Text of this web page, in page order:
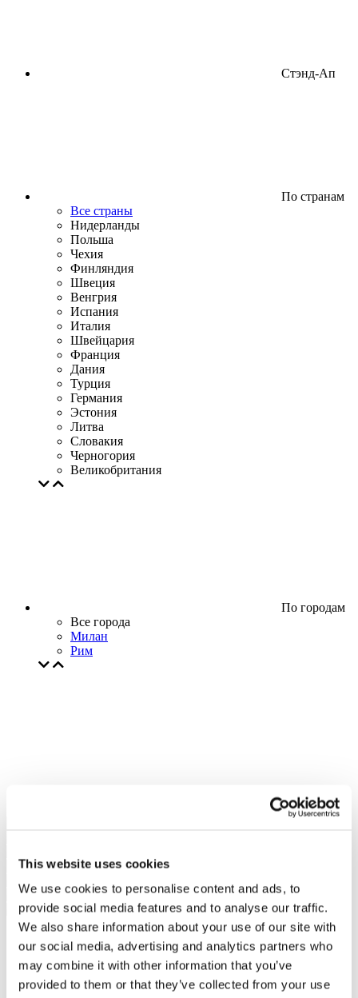
This website uses cookies
We use cookies to personalise content and ads, to
provide social media features and to analyse our traffic.
We also share information about your use of our site with
our social media, advertising and analytics partners who
may combine it with other information that you’ve
provided to them or that they’ve collected from your use
Стэнд-Ап
По странам
Все страны
Нидерланды
Польша
Чехия
Финляндия
Швеция
Венгрия
Испания
Италия
Швейцария
Франция
Дания
Турция
Германия
Эстония
Литва
Словакия
Черногория
Великобритания
По городам
Все города
Милан
Рим